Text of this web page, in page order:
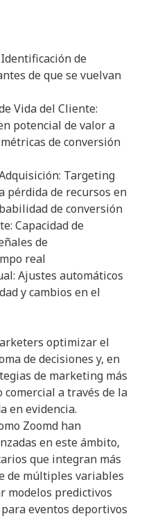
de
de que se vuelvan
Vida del Cliente:
potencial de valor a
de conversión
Targeting
pérdida de recursos en
de conversión
Capacidad de
de
real
Ajustes automáticos
y cambios en el
optimizar el
de decisiones y, en
de marketing más
a través de la
en evidencia.
Zoomd han
en este ámbito,
que integran más
de múltiples variables
modelos predictivos
eventos deportivos